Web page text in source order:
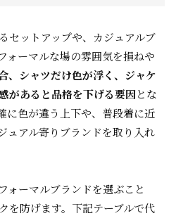
セットアップや、カジュアルブ
ォーマルな場の雰囲気を損ねや
、シャツだけ色が浮く、ジャケ
があると品格を下げる要因とな
に色が違う上下や、普段着に近
ュアル寄りブランドを取り入れ
ォーマルブランドを選ぶこと
を防げます。下記テーブルで代